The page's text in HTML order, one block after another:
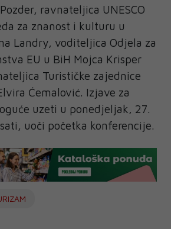
ravnateljica UNESCO
za znanost i kulturu u
Landry, voditeljica Odjela za
EU u BiH Mojca Krisper
Turističke zajednice
Ćemalović. Izjave za
uzeti u ponedjeljak, 27.
uoči početka konferencije.